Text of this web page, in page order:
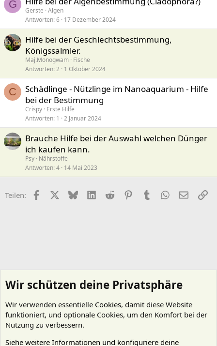
G
Gerste Algen
Antworten 6 17 Dezember 2024
Hilfe bei der Geschlechtsbestimmung,
Königssalmler.
Maj.Monogwam Fische
Antworten 2 1 Oktober 2024
C
Schädlinge - Nützlinge im Nanoaquarium - Hilfe
bei der Bestimmung
Crispy Erste Hilfe
Antworten 1 2 Januar 2024
Brauche Hilfe bei der Auswahl welchen Dünger
ich kaufen kann.
Psy Nährstoffe
Antworten 4 14 Mai 2023
Teilen: FacebookX (Twitter)
BlueskyLinkedIn
Reddit PinterestTumblr WhatsApp
E-Mail
Wir schützen deine Privatsphäre
Wir verwenden essentielle Cookies, damit diese Website
funktioniert, und optionale Cookies, um den Komfort bei der
Nutzung zu verbessern.
Siehe weitere Informationen und konfiguriere deine